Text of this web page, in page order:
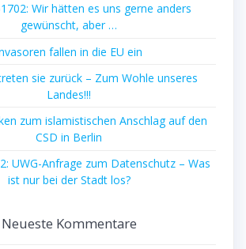
Wir hätten es uns gerne anders
gewünscht, aber …
fallen in die EU ein
sie zurück – Zum Wohle unseres
Landes!!!
zum islamistischen Anschlag auf den
CSD in Berlin
UWG-Anfrage zum Datenschutz – Was
ist nur bei der Stadt los?
Neueste Kommentare